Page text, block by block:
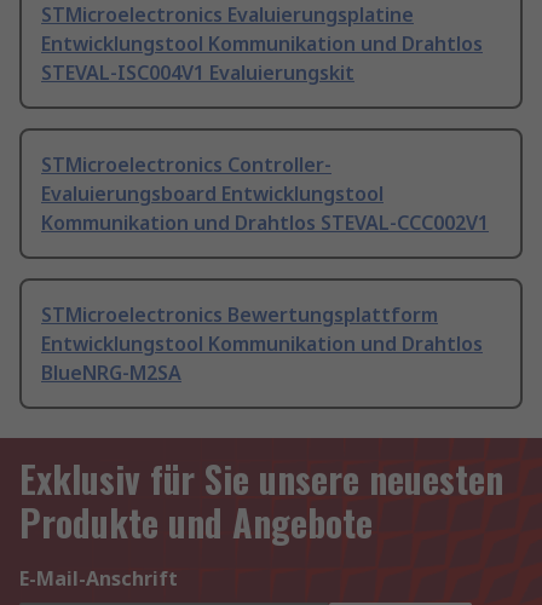
STMicroelectronics Evaluierungsplatine
Entwicklungstool Kommunikation und Drahtlos
STEVAL-ISC004V1 Evaluierungskit
STMicroelectronics Controller-
Evaluierungsboard Entwicklungstool
Kommunikation und Drahtlos STEVAL-CCC002V1
STMicroelectronics Bewertungsplattform
Entwicklungstool Kommunikation und Drahtlos
BlueNRG-M2SA
Exklusiv für Sie unsere neuesten
Produkte und Angebote
E-Mail-Anschrift